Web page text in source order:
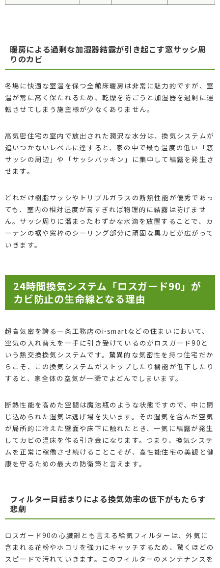
暖房による過剰な加湿器結露が引き起こす窓サッシ周
りのカビ
冬場に快適な室温を保つ全館床暖房は非常に魅力的ですが、室
温が常に高く保たれるため、乾燥を防ごうと加湿器を過剰に運
転させてしまう施主様が少なくありません。
高気密住宅の室内で放出された潤沢な水分は、換気システムが
追いつかないレベルに達すると、家の中で最も温度の低い「窓
サッシの周辺」や「サッシパッキン」に集中して結露を発生さ
せます。
どれだけ樹脂サッシやトリプルガラスの断熱性能が優秀であっ
ても、室内の相対湿度が高すぎれば物理的に結露は防げませ
ん。サッシ周りに溜まったわずかな水滴を放置することで、カ
ーテンの裾や窓枠のシーリング部分に頑固な黒カビが広がって
いきます。
24時間換気システム「ロスガード90」が
カビ防止の生命線となる理由
超高気密を誇る一条工務店のi-smartなどの住まいにおいて、
空気の入れ替えを一手に引き受けているのがロスガード90と
いう熱交換換気システムです。驚異的な気密性を持つ住宅だか
らこそ、この換気システムがストップしたり機能が低下したり
すると、家全体の空気が一瞬でよどんでしまいます。
断熱性能を高めた空間は魔法瓶のような状態ですので、中に閉
じ込められた湿気は逃げ場を失います。その湿気を含んだ空気
が局所的に冷えた壁面や床下に触れたとき、一気に結露が発生
してカビの温床を作る引き金になります。つまり、換気システ
ムを正常に稼働させ続けることこそが、高性能住宅の美観と健
康を守るための最大の防衛策と言えます。
フィルター目詰まりによる換気効率の低下がもたらす
悲劇
ロスガード90の心臓部とも言える給気フィルターは、外気に
含まれる花粉やホコリを強力にキャッチするため、驚くほどの
スピードで汚れていきます。このフィルターのメンテナンスを